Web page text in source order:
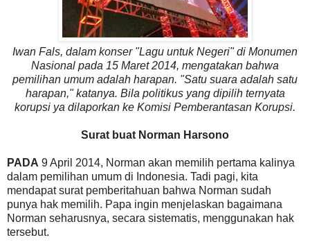
Iwan Fals, dalam konser "Lagu untuk Negeri" di Monumen
Nasional pada 15 Maret 2014, mengatakan bahwa
pemilihan umum adalah harapan. "Satu suara adalah satu
harapan," katanya. Bila politikus yang dipilih ternyata
korupsi ya dilaporkan ke Komisi Pemberantasan Korupsi.
Surat buat Norman Harsono
PADA 9 April 2014, Norman akan memilih pertama kalinya
dalam pemilihan umum di Indonesia. Tadi pagi, kita
mendapat surat pemberitahuan bahwa Norman sudah
punya hak memilih. Papa ingin menjelaskan bagaimana
Norman seharusnya, secara sistematis, menggunakan hak
tersebut.